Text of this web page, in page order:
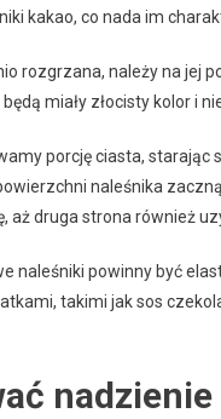
kakao, co nada im
rozgrzana, należy na jej
miały złocisty kolor i
porcję ciasta, starając
naleśnika
druga strona również
naleśniki powinny być
takimi jak sos